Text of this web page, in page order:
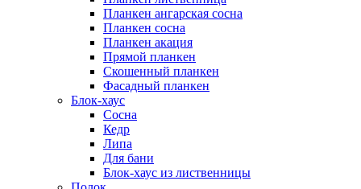
Планкен ангарская сосна
Планкен сосна
Планкен акация
Прямой планкен
Скошенный планкен
Фасадный планкен
Блок-хаус
Сосна
Кедр
Липа
Для бани
Блок-хаус из лиственницы